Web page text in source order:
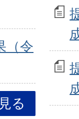
（令
る